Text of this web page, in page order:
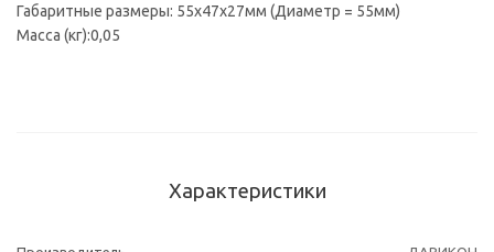
Габаритные размеры: 55х47х27мм (Диаметр = 55мм)
Масса (кг):0,05
Характеристики